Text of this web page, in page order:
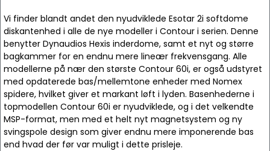
Vi finder blandt andet den nyudviklede Esotar 2i softdome
diskantenhed i alle de nye modeller i Contour i serien. Denne
benytter Dynaudios Hexis inderdome, samt et nyt og større
bagkammer for en endnu mere lineær frekvensgang. Alle
modellerne på nær den største Contour 60i, er også udstyret
med opdaterede bas/mellemtone enheder med Nomex
spidere, hvilket giver et markant løft i lyden. Basenhederne i
topmodellen Contour 60i er nyudviklede, og i det velkendte
MSP-format, men med et helt nyt magnetsystem og ny
svingspole design som giver endnu mere imponerende bas
end hvad der før var muligt i dette prisleje.